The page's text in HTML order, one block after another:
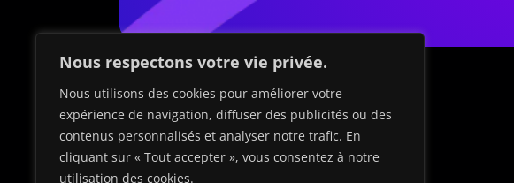
Nous respectons votre vie privée.
Nous utilisons des cookies pour améliorer votre
expérience de navigation, diffuser des publicités ou des
contenus personnalisés et analyser notre trafic. En
cliquant sur « Tout accepter », vous consentez à notre
utilisation des cookies.